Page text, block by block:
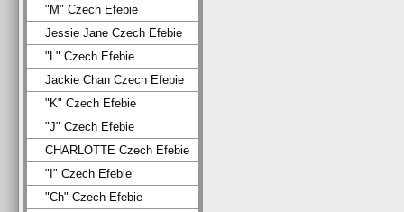
"M" Czech Efebie
Jessie Jane Czech Efebie
"L" Czech Efebie
Jackie Chan Czech Efebie
"K" Czech Efebie
"J" Czech Efebie
CHARLOTTE Czech Efebie
"I" Czech Efebie
"Ch" Czech Efebie